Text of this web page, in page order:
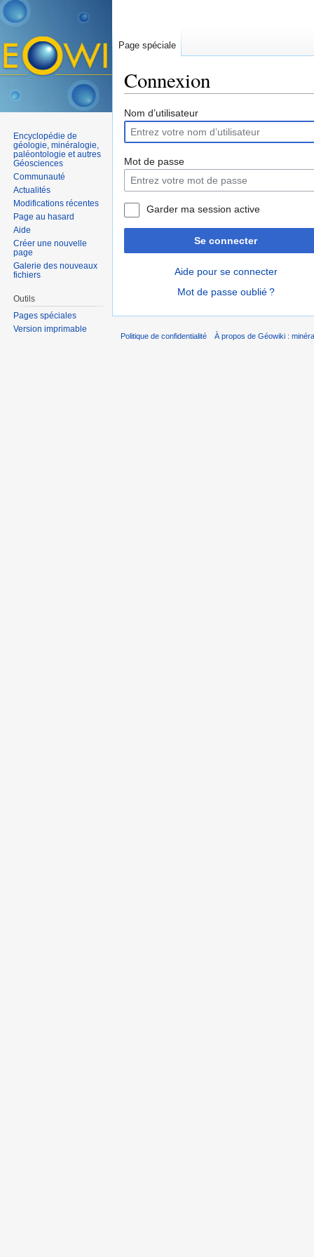
Connexion
Nom d’utilisateur
Mot de passe
Garder ma session active
Se connecter
Aide pour se connecter
Mot de passe oublié ?
Page spéciale
Encyclopédie de
géologie, minéralogie,
paléontologie et autres
Géosciences
Communauté
Actualités
Modifications récentes
Page au hasard
Aide
Créer une nouvelle
page
Galerie des nouveaux
fichiers
Outils
Pages spéciales
Version imprimable
Politique de confidentialité À propos de Géowiki :